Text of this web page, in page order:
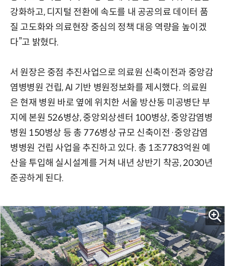
강화하고, 디지털 전환에 속도를 내 공공의료 데이터 품
질 고도화와 의료현장 중심의 정책 대응 역량을 높이겠
다”고 밝혔다.
서 원장은 중점 추진사업으로 의료원 신축이전과 중앙감
염병병원 건립, AI 기반 병원정보화를 제시했다. 의료원
은 현재 병원 바로 옆에 위치한 서울 방산동 미공병단 부
지에 본원 526병상, 중앙외상센터 100병상, 중앙감염병
병원 150병상 등 총 776병상 규모 신축이전·중앙감염
병병원 건립 사업을 추진하고 있다. 총 1조7783억원 예
산을 투입해 실시설계를 거쳐 내년 상반기 착공, 2030년
준공하게 된다.